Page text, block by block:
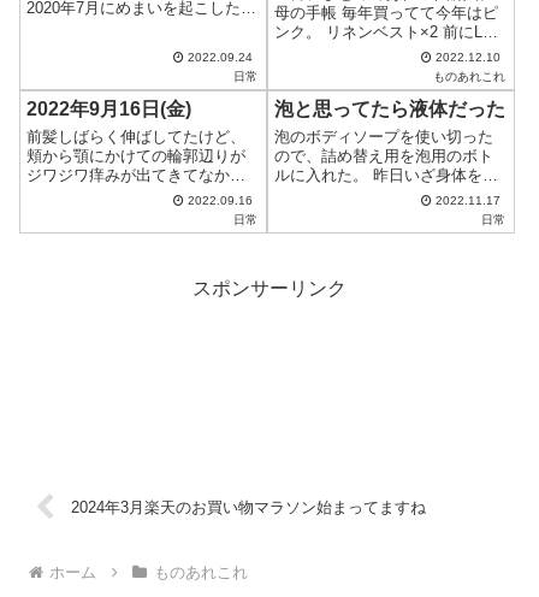
2020年7月にめまいを起こしたけ
けど頭がフラフラして歩き回れ
ず、買い物もろくに行けないの
でネットスーパーを使ってた。
2022.09.24
日常
母の手帳 毎年買ってて今年はピ
ンク。 リネンベスト×2 前にLサ
イズ買ったけど、横幅がある私
でも少し大きい感じだったので
今回はMサイズを。 マイグラ
700g 6袋セット×2 フルグラに少
し飽きたので今回はマイ...
2022.12.10
ものあれこれ
2022年9月16日(金)
前髪しばらく伸ばしてたけど、
頬から顎にかけての輪郭辺りが
ジワジワ痒みが出てきてなかな
か治まらない。 これは前髪のせ
いかも・・・と思い、切ってみ
た。 初めはシャンプーが原因か
2022.09.16
日常
泡と思ってたら液体だった
泡のボディソープを使い切った
ので、詰め替え用を泡用のボト
ルに入れた。 昨日いざ身体を洗
おうとポンプを押すと、ポンプ
が重い。 詰まってるのかと数回
押すが重い。 あれ、もしかして
ませてから...
2022.11.17
日常
スポンサーリンク
2024年3月楽天のお買い物マラソン始まってますね
ホーム ものあれこれ